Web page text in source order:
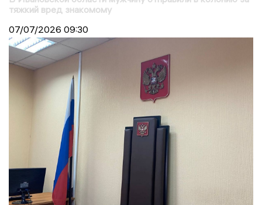
тяжкий вред знакомому
07/07/2026 09:30